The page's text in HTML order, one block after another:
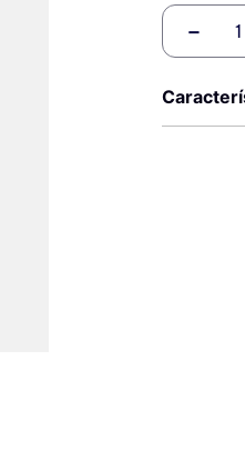
－